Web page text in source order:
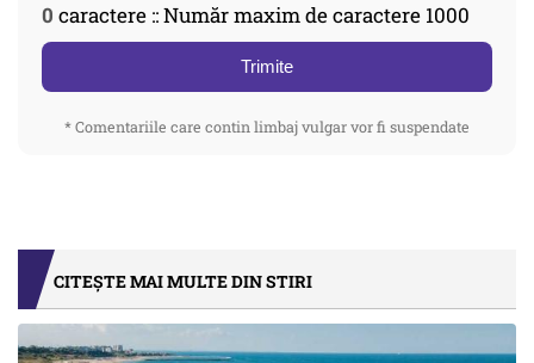
0 caractere :: Număr maxim de caractere 1000
Trimite
* Comentariile care contin limbaj vulgar vor fi suspendate
CITEȘTE MAI MULTE DIN STIRI